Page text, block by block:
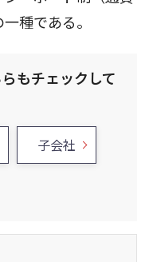
種である。
もチェックして
子会社